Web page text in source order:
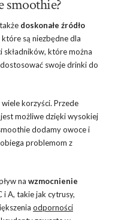
smoothie?
doskonałe źródło
są niezbędne dla
które można
swoje drinki do
korzyści. Przede
możliwe dzięki wysokiej
dodamy owoce i
problemom z
na wzmocnienie
i A, takie jak cytrusy,
odporności